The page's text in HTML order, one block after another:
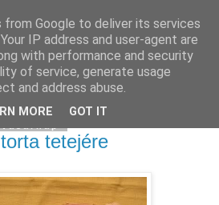
tetejére
from Google to deliver its services
IP address and user-agent are
with performance and security
of service, generate usage
and address abuse.
MORE GOT IT